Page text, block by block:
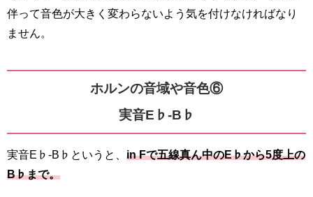
伴って音色が大きく変わらないよう気を付けなければなり
ません。
ホルンの音域や音色⑥
実音E♭-B♭
実音E♭-B♭というと、 in Fで五線真ん中のE♭から5度上の
B♭まで。